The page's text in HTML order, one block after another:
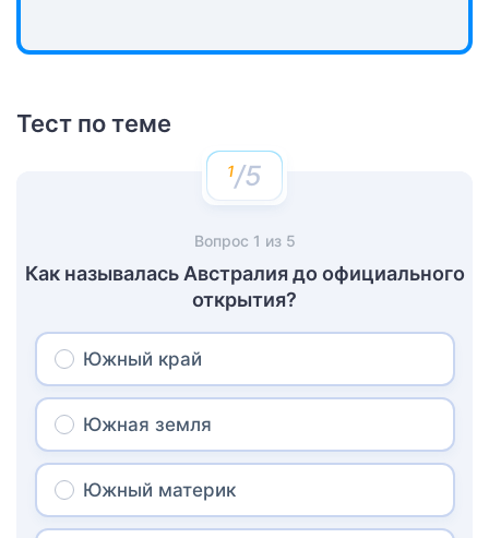
Тест по теме
/5
Вопрос 1 из 5
Как называлась Австралия до официального
открытия?
Южный край
Южная земля
Южный материк